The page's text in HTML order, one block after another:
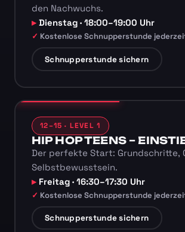
den Nachwuchs.
Dienstag · 18:00–19:00 Uhr
Kostenlose Schnupperstunde
Schnupperstunde sichern
12–15 · LEVEL 1
HIP HOP TEENS –
Der perfekte Start: Grundschritte,
Selbstbewusstsein.
Freitag · 16:30–17:30 Uhr
Kostenlose Schnupperstunde
Schnupperstunde sichern